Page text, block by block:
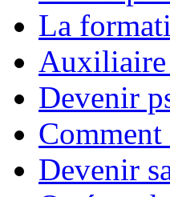
La
Auxiliaire
Devenir
Devenir